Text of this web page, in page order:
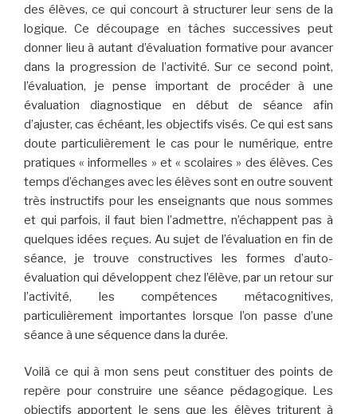
des élèves, ce qui concourt à structurer leur sens de la
logique. Ce découpage en tâches successives peut
donner lieu à autant d’évaluation formative pour avancer
dans la progression de l’activité. Sur ce second point,
l’évaluation, je pense important de procéder à une
évaluation diagnostique en début de séance afin
d’ajuster, cas échéant, les objectifs visés. Ce qui est sans
doute particulièrement le cas pour le numérique, entre
pratiques « informelles » et « scolaires » des élèves. Ces
temps d’échanges avec les élèves sont en outre souvent
très instructifs pour les enseignants que nous sommes
et qui parfois, il faut bien l’admettre, n’échappent pas à
quelques idées reçues. Au sujet de l’évaluation en fin de
séance, je trouve constructives les formes d’auto-
évaluation qui développent chez l’élève, par un retour sur
l’activité, les compétences métacognitives,
particulièrement importantes lorsque l’on passe d’une
séance à une séquence dans la durée.
Voilà ce qui à mon sens peut constituer des points de
repère pour construire une séance pédagogique. Les
objectifs apportent le sens que les élèves triturent à